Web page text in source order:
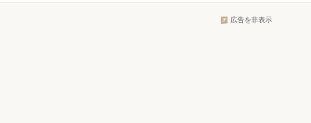
広告を非表示